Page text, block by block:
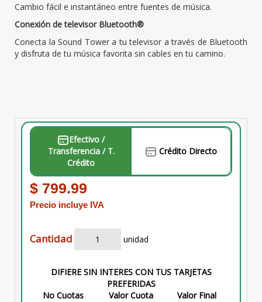
Cambio fácil e instantáneo entre fuentes de música.
Conexión de televisor Bluetooth®
Conecta la Sound Tower a tu televisor a través de Bluetooth
y disfruta de tu música favorita sin cables en tu camino.
Efectivo /
Transferencia / T.
Crédito
Crédito Directo
$ 799.99
Precio incluye IVA
Cantidad unidad
DIFIERE SIN INTERES CON TUS TARJETAS
PREFERIDAS
No Cuotas
Valor Cuota
Valor Final